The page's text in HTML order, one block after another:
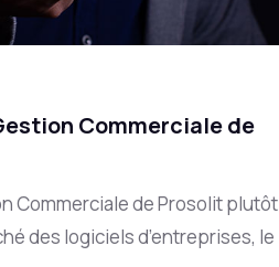
Commerciale de
Commerciale de Prosolit plutôt
des logiciels d’entreprises, le